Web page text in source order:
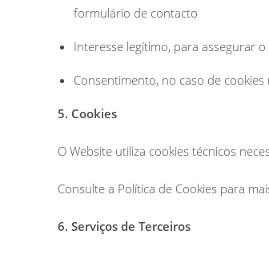
formulário de contacto
Interesse legítimo, para assegurar
Consentimento, no caso de cookies
5. Cookies
O Website utiliza cookies técnicos
Consulte a Política de Cookies para
6. Serviços de Terceiros